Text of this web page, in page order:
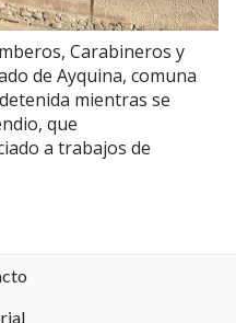
Carabineros y
de Ayquina, comuna
mientras se
que
a trabajos de